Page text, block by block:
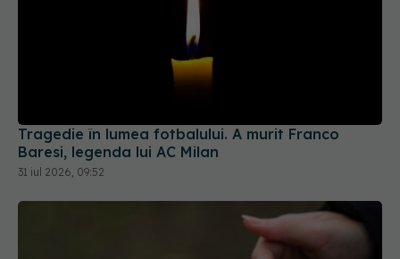
Tragedie în lumea fotbalului. A murit Franco
Baresi, legenda lui AC Milan